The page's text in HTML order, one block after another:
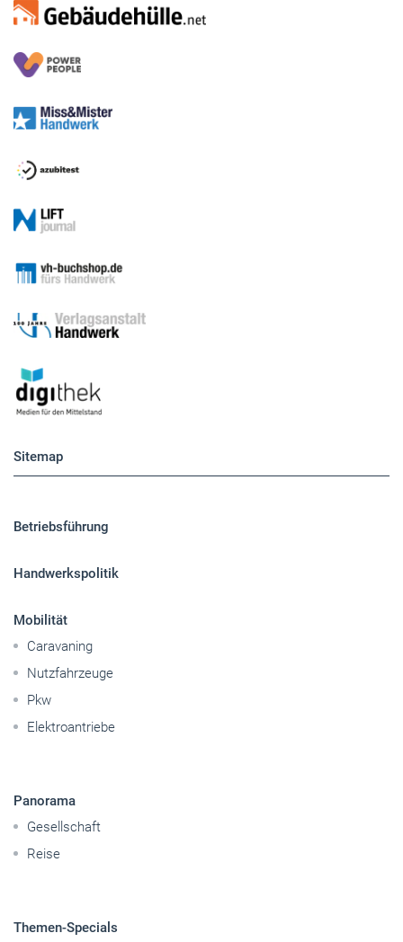
Sitemap
Betriebsführung
Handwerkspolitik
Mobilität
Caravaning
Nutzfahrzeuge
Pkw
Elektroantriebe
Panorama
Gesellschaft
Reise
Themen-Specials